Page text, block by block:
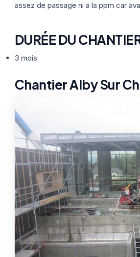
assez de passage ni a la ppm car
DURÉE DU
3 mois
Chantier Alby Sur